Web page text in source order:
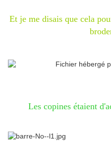
Et je me disais que cela
Les copines étaient